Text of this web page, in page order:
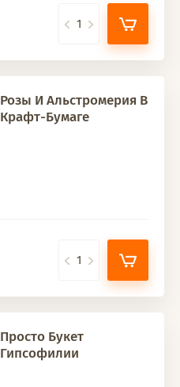
Розы И Альстромерия В
Крафт-Бумаге
Просто Букет
Гипсофилии